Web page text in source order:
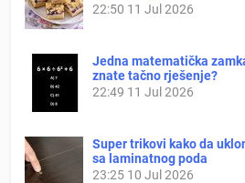
22:50 11 Jul 2026
Jedna matematička
znate tačno rješenje?
22:49 11 Jul 2026
Super trikovi kako da
sa laminatnog poda
23:25 10 Jul 2026